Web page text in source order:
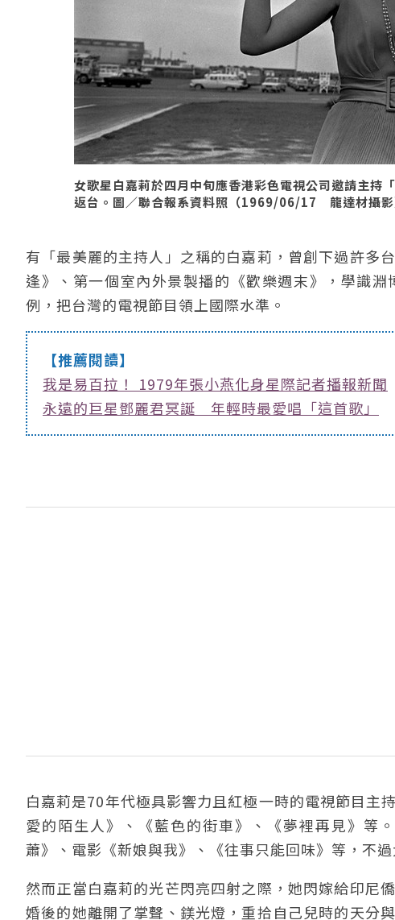
女歌星白嘉莉於四月中旬應香港彩色電視公司邀請主持
返台。圖／聯合報系資料照（1969/06/17 龍達材攝影
有「最美麗的主持人」之稱的白嘉莉，曾創下過許多
逢》、第一個室內外景製播的《歡樂週末》，學識
例，把台灣的電視節目領上國際水準。
【推薦閱讀】
我是易百拉！ 1979年張小燕化身星際記者播報新聞
永遠的巨星鄧麗君冥誕 年輕時最愛唱「這首歌」
白嘉莉是70年代極具影響力且紅極一時的電視節目主
愛的陌生人》、《藍色的街車》、《夢裡再見》等
蕭》、電影《新娘與我》、《往事只能回味》等，不
然而正當白嘉莉的光芒閃亮四射之際，她閃嫁給印尼
婚後的她離開了掌聲、鎂光燈，重拾自己兒時的天分